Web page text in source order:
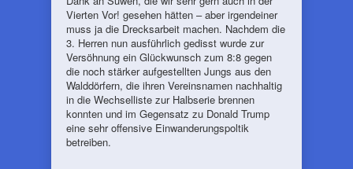
Vierten Vor! gesehen hätten – aber irgendeiner
muss ja die Drecksarbeit machen. Nachdem die
3. Herren nun ausführlich gedisst wurde zur
Versöhnung ein Glückwunsch zum 8:8 gegen
die noch stärker aufgestellten Jungs aus den
Walddörfern, die ihren Vereinsnamen nachhaltig
in die Wechselliste zur Halbserie brennen
konnten und im Gegensatz zu Donald Trump
eine sehr offensive Einwanderungspoltik
betreiben.